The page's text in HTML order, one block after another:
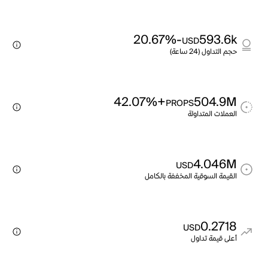
593.6k
USD
-20.67%
حجم التداول (24 ساعة)
504.9M
PROPS
+42.07%
العملات المتداولة
4.046M
USD
القيمة السوقية المخففة بالكامل
0.2718
USD
أعلى قيمة تداول